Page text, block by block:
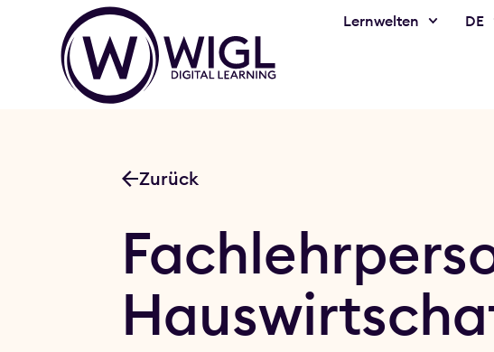
Lernwelten DE
Zurück